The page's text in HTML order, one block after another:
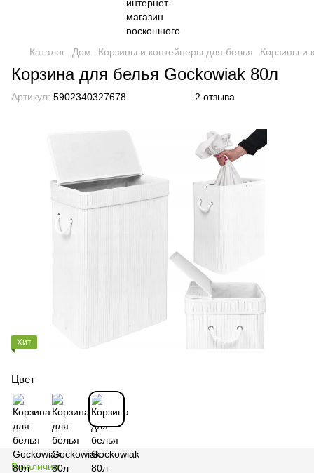
Каталог Дом Корзины и контейнеры для белья Корзины и
Корзина для белья Gockowiak 80л
Артикул: 5902340327678 2 отзыва
Хит
Цвет
В наличии